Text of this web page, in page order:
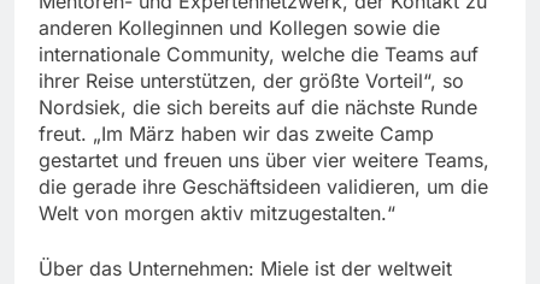
anderen Kolleginnen und Kollegen sowie die
internationale Community, welche die Teams auf
ihrer Reise unterstützen, der größte Vorteil“, so
Nordsiek, die sich bereits auf die nächste Runde
freut. „Im März haben wir das zweite Camp
gestartet und freuen uns über vier weitere Teams,
die gerade ihre Geschäftsideen validieren, um die
Welt von morgen aktiv mitzugestalten.“
Über das Unternehmen: Miele ist der weltweit